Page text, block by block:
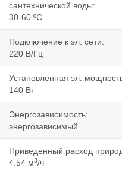
сантехнической воды:
30-60 ºC
Подключение к эл. сети:
220 В/Гц
Установленная эл.
140 Вт
Энергозависимость:
энергозависимый
Приведенный расход
4.54 м3/ч